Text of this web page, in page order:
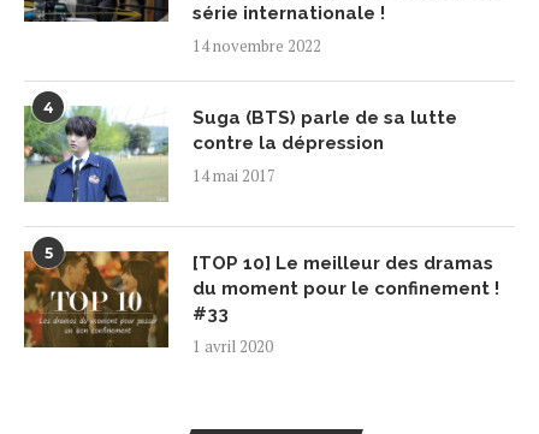
série internationale !
14 novembre 2022
4
Suga (BTS) parle de sa lutte
contre la dépression
14 mai 2017
5
[TOP 10] Le meilleur des dramas
du moment pour le confinement !
#33
1 avril 2020